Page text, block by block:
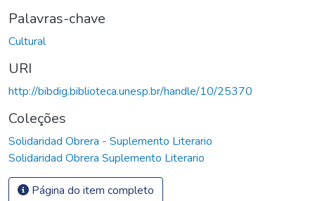
Palavras-chave
Cultural
URI
http://bibdig.biblioteca.unesp.br/handle/10/25370
Coleções
Solidaridad Obrera - Suplemento Literario
Solidaridad Obrera Suplemento Literario
Página do item completo